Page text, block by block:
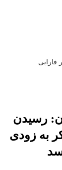
فارابی
رسیدن
به زودی